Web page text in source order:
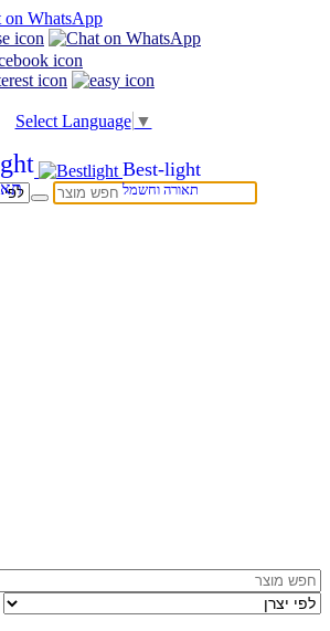
Select Language ▼
Best-light
תאורה וחשמל